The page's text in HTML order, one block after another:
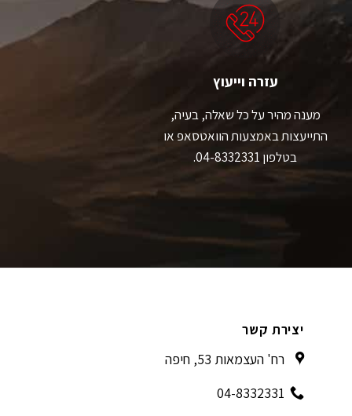
את
האפשרויות
בעמוד
המוצר
את
האפשרויות
עזרה וייעוץ
מענה מהיר על כל שאלה, בעיה,
התייעצות באמצעות הוואטסאפ או
בטלפון 04-8332331.
יצירת קשר
רח' העצמאות 53, חיפה
04-8332331